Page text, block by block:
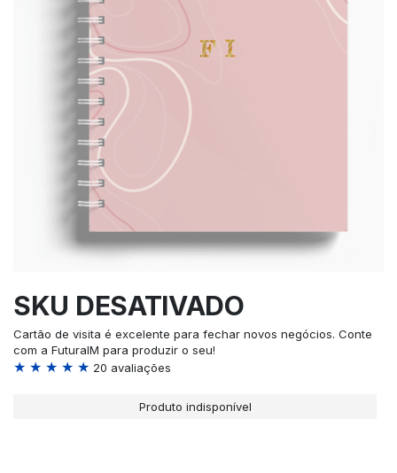
SKU DESATIVADO
Cartão de visita é excelente para fechar novos negócios. Conte
com a FuturaIM para produzir o seu!
★ ★ ★ ★ ★ 20 avaliações
Produto indisponível